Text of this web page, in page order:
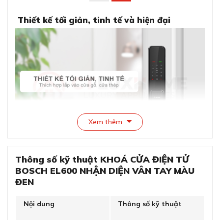
Thiết kế tối giản, tinh tế và hiện đại
Thiết kế tối giản, tinh tế và hiện đại
Khóa cửa điện tử Bosch EL600 gây ấn tượng với người
dùng ngay từ ánh nhìn đầu tiên nhờ thiết kế tối giản mà
bộ thân khóa được phủ lớp sơn đen nhám cao cấp, kết
Xem thêm
Thông số kỹ thuật KHOÁ CỬA ĐIỆN TỬ
BOSCH EL600 NHẬN DIỆN VÂN TAY MÀU
ĐEN
Nội dung Thông số kỹ thuật